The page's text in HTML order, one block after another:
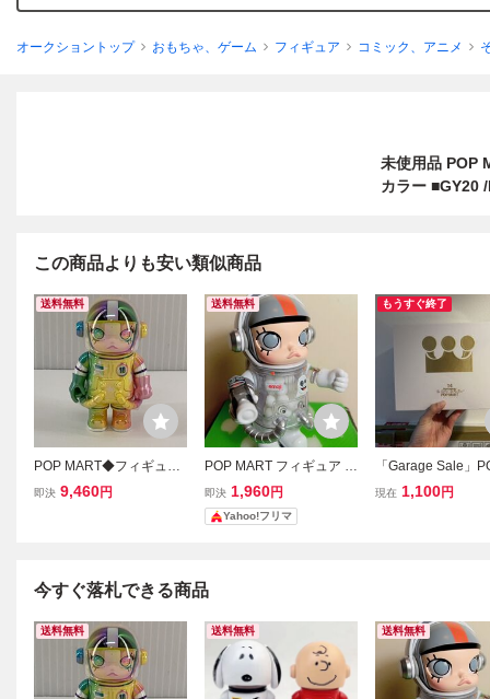
オークショントップ おもちゃ、ゲーム フィギュア コミック、アニメ
未使用品 POP
カラー ■GY20
この商品よりも安い類似商品
送料無料
POP MART◆フィギュア/
MEGA SPACE MOLLY 10
即決 9,460円
送料無料
POP MART フィギュア S
PACE MOLLY100％
即決 1,960円
Yahoo!フリマ
もうすぐ終了
「Garage Sale」
RT 14周年記念 フ
現在 1,100円
今すぐ落札できる商品
送料無料 送料無料 送料無料